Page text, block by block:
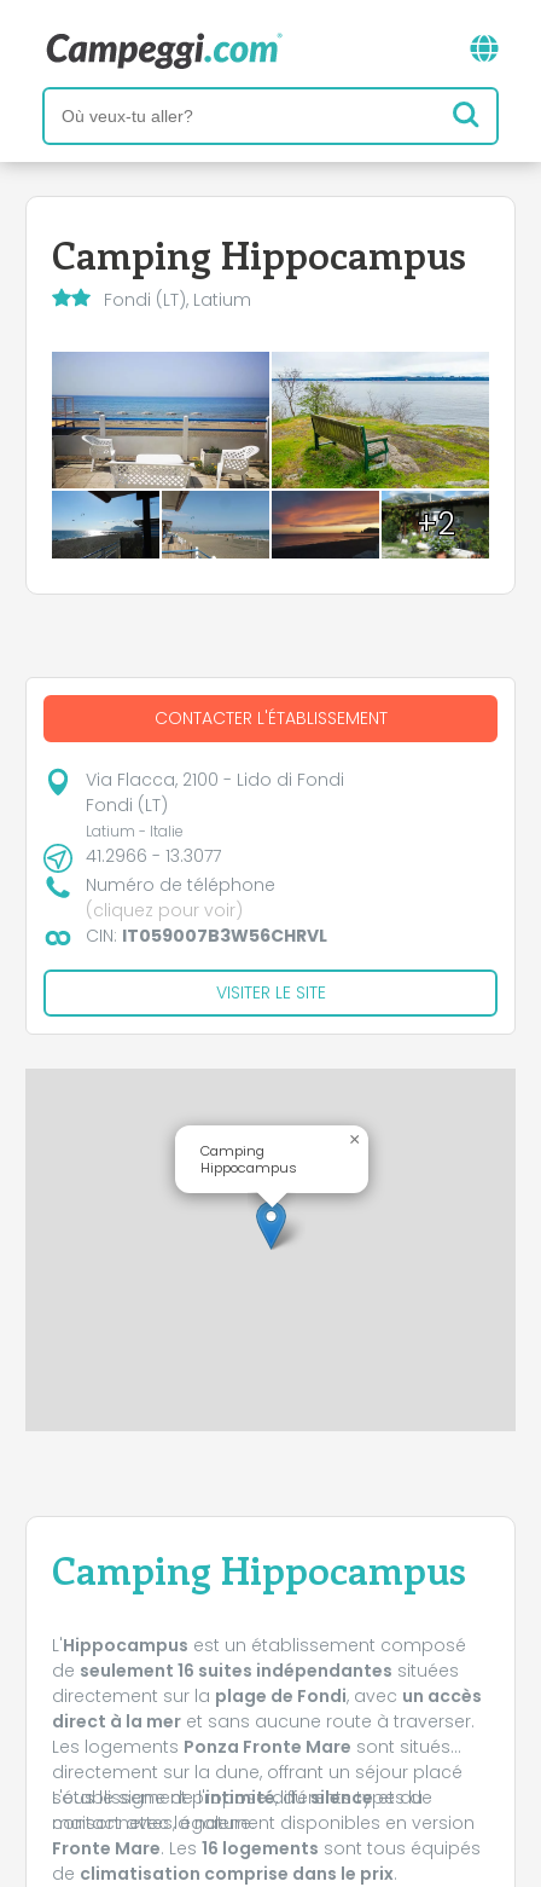
Camping Hippocampus
Fondi (LT), Latium
+2
Camping Hippocampus
L'Hippocampus est un établissement composé
de seulement 16 suites indépendantes situées
directement sur la plage de Fondi, avec un accès
direct à la mer et sans aucune route à traverser.
Les logements Ponza Fronte Mare sont situés
directement sur la dune, offrant un séjour placé
sous le signe de l'intimité, dusilenceet du
contact avec la nature.
L'établissement propose différents types de
maisonnettes, également disponibles en version
Fronte Mare. Les 16 logements sont tous équipés
de climatisation comprise dans le prix.
CONTACTER L'ÉTABLISSEMENT
Via Flacca, 2100 - Lido di Fondi
Fondi (LT)
Latium - Italie
41.2966 - 13.3077
Numéro de téléphone
(cliquez pour voir)
CIN: IT059007B3W56CHRVL
VISITER LE SITE
Camping
Hippocampus
×